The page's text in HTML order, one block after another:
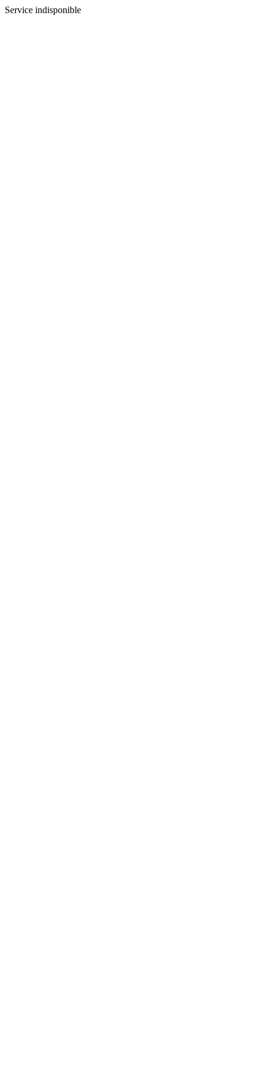
Service indisponible